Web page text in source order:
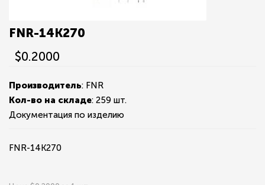
FNR-14K270
$0.2000
Производитель: FNR
Кол-во на складе: 259 шт.
Документация по изделию
FNR-14K270